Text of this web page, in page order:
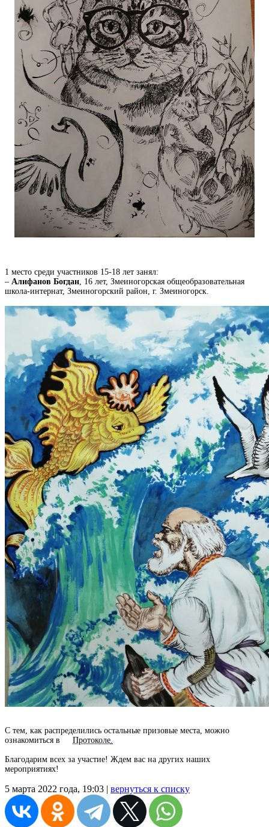
1 место среди участников 15-18 лет занял:
– Алифанов Богдан , 16 лет, Змеиногорская общеобразовательная
школа-интернат, Змеиногорский район, г. Змеиногорск.
С тем, как распределились остальные призовые места, можно
ознакомиться в
Протоколе
Благодарим всех за участие! Ждем вас на других наших
мероприятиях!
5 марта 2022 года, 19:03 | вернуться к списку